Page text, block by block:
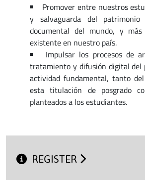
Promover entre nuestros
y salvaguarda del
documental del mundo, y más
existente en nuestro país.
Impulsar los procesos de
tratamiento y difusión digital del
actividad fundamental, tanto
esta titulación de posgrado
planteados a los estudiantes.
REGISTER